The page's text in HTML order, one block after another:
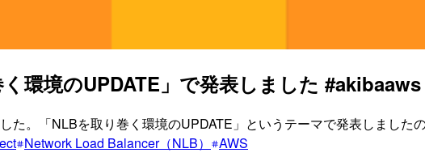
環境のUPDATE」で発表しました #akibaaws
。「NLBを取り巻く環境のUPDATE」というテーマで発表しましたの
Network Load Balancer（NLB）
AWS